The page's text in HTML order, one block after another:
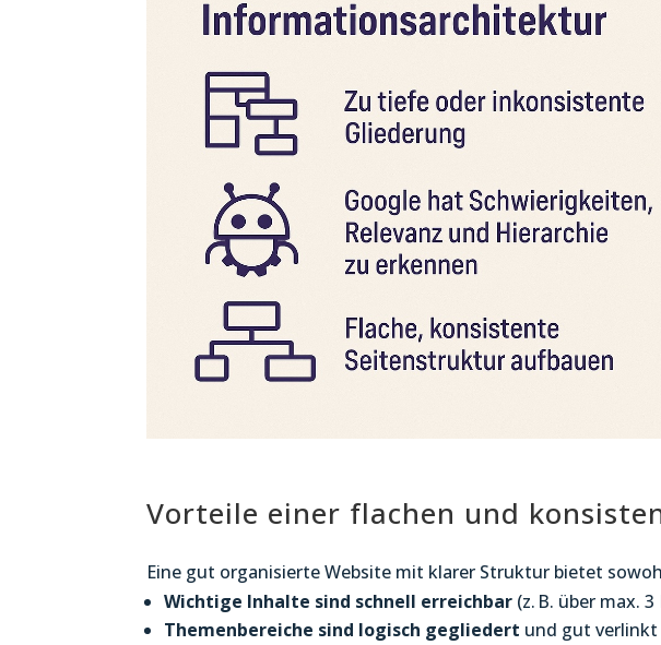
Vorteile einer flachen und
Eine gut organisierte Website mit klarer Struktur bietet
Wichtige Inhalte sind schnell erreichbar (z. B. über max. 3
Themenbereiche sind logisch gegliedert und gut verlinkt